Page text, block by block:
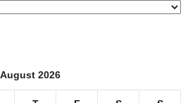
August 2026